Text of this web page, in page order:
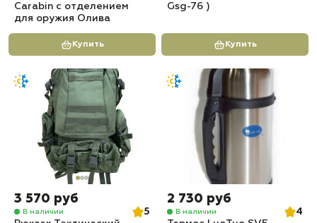
Carabin с отделением
для оружия Олива
Купить
Gsg-76 )
Купить
3 570 руб
В наличии
5
2 730 руб
В наличии
4